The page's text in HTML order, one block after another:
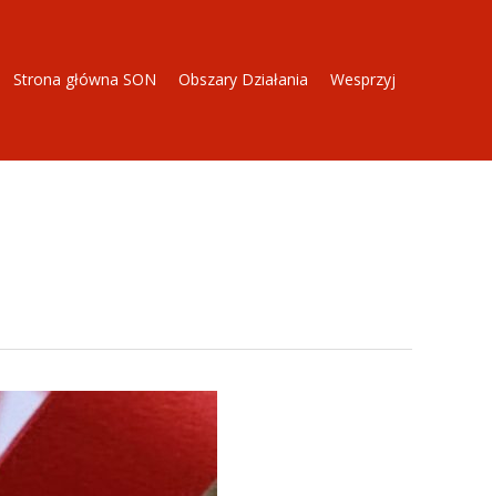
Strona główna SON Obszary Działania Wesprzyj